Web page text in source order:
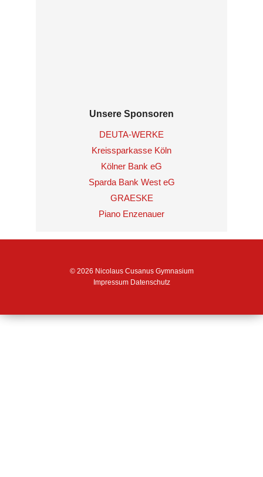
Unsere Sponsoren
DEUTA-WERKE
Kreissparkasse Köln
Kölner Bank eG
Sparda Bank West eG
GRAESKE
Piano Enzenauer
© 2026 Nicolaus Cusanus Gymnasium
Impressum Datenschutz